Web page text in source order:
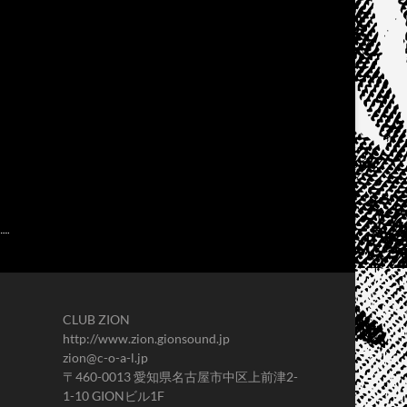
CLUB ZION
http://www.zion.gionsound.jp
zion@c-o-a-l.jp
〒460-0013 愛知県名古屋市中区上前津2-
1-10 GIONビル1F